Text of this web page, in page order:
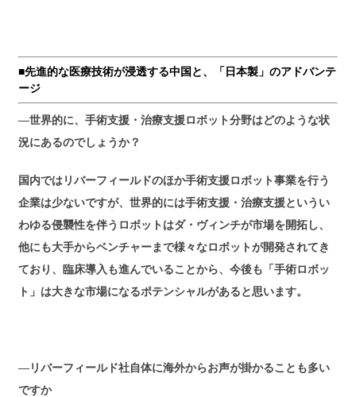
■先進的な医療技術が浸透する中国と、「日本製」のアドバンテ
ージ
―世界的に、手術支援・治療支援ロボット分野はどのような状
況にあるのでしょうか？
国内ではリバーフィールドのほか手術支援ロボット事業を行う
企業は少ないですが、世界的には手術支援・治療支援というい
わゆる侵襲性を伴うロボットはダ・ヴィンチが市場を開拓し、
他にも大手からベンチャーまで様々なロボットが開発されてき
ており、臨床導入も進んでいることから、今後も「手術ロボッ
ト」は大きな市場になるポテンシャルがあると思います。
―リバーフィールド社自体に海外からお声が掛かることも多い
ですか